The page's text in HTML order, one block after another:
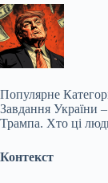
Популярне
Завдання України
Трампа. Хто ці
Контекст